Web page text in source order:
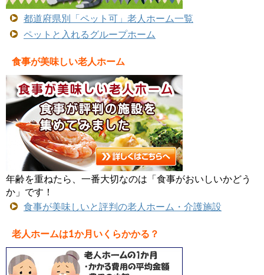
都道府県別「ペット可」老人ホーム一覧
ペットと入れるグループホーム
食事が美味しい老人ホーム
年齢を重ねたら、一番大切なのは「食事がおいしいかどう
か」です！
食事が美味しいと評判の老人ホーム・介護施設
老人ホームは1か月いくらかかる？